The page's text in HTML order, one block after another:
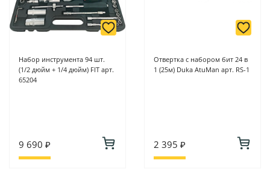
Набор инструмента 94 шт.
(1/2 дюйм + 1/4 дюйм) FIT арт.
65204
9 690 ₽
Отвертка с набором бит 24 в
1 (25м) Duka AtuMan арт. RS-1
2 395 ₽